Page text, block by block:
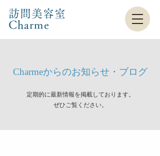
訪問美容室
Charme​
Charmeからのお知らせ・ブログ
定期的に最新情報を掲載しております。
​ぜひご覧ください。